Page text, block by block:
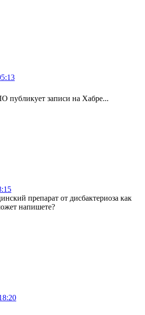
публикует записи на Хабре...
препарат от дисбактериоза как
напишете?